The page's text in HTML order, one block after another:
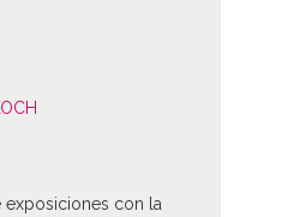
exposiciones con la